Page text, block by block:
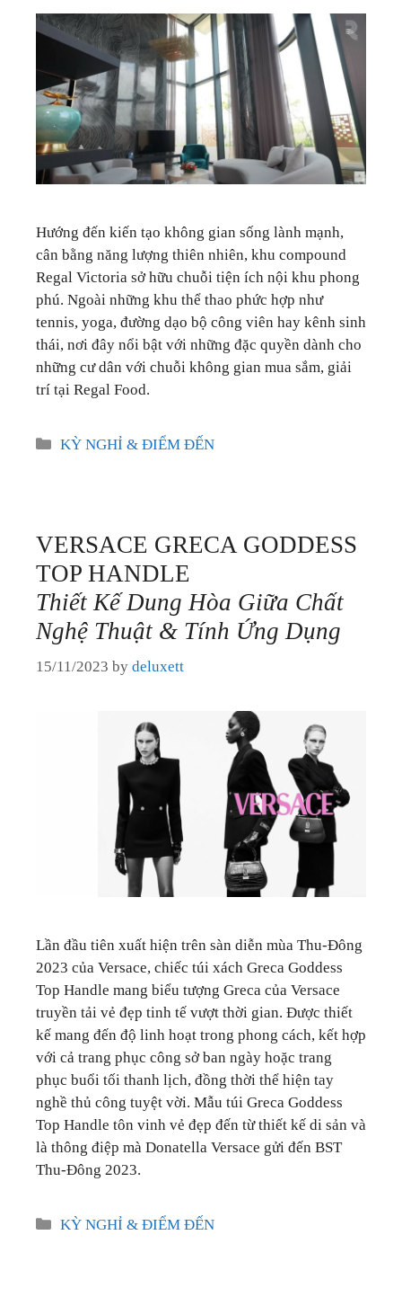
Hướng đến kiến tạo không gian sống lành mạnh,
cân bằng năng lượng thiên nhiên, khu compound
Regal Victoria sở hữu chuỗi tiện ích nội khu phong
phú. Ngoài những khu thể thao phức hợp như
tennis, yoga, đường dạo bộ công viên hay kênh sinh
thái, nơi đây nổi bật với những đặc quyền dành cho
những cư dân với chuỗi không gian mua sắm, giải
trí tại Regal Food.
Categories
KỲ NGHỈ & ĐIỂM ĐẾN
VERSACE GRECA GODDESS
TOP HANDLE
Thiết Kế Dung Hòa Giữa Chất
Nghệ Thuật & Tính Ứng Dụng
15/11/2023 by deluxett
Lần đầu tiên xuất hiện trên sàn diễn mùa Thu-Đông
2023 của Versace, chiếc túi xách Greca Goddess
Top Handle mang biểu tượng Greca của Versace
truyền tải vẻ đẹp tinh tế vượt thời gian. Được thiết
kế mang đến độ linh hoạt trong phong cách, kết hợp
với cả trang phục công sở ban ngày hoặc trang
phục buổi tối thanh lịch, đồng thời thể hiện tay
nghề thủ công tuyệt vời. Mẫu túi Greca Goddess
Top Handle tôn vinh vẻ đẹp đến từ thiết kế di sản và
là thông điệp mà Donatella Versace gửi đến BST
Thu-Đông 2023.
Categories
KỲ NGHỈ & ĐIỂM ĐẾN